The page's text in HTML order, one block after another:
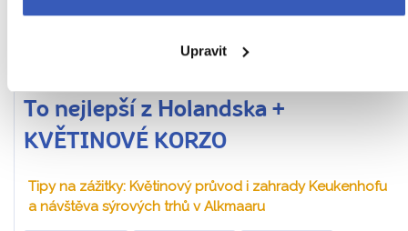
Upravit
To nejlepší z Holandska +
KVĚTINOVÉ KORZO
Tipy na zážitky: Květinový průvod i zahrady Keukenhofu
a návštěva sýrových trhů v Alkmaaru